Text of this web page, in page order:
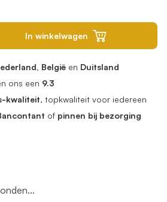
In winkelwagen
België en Duitsland
ons een 9.3
kwaliteit, topkwaliteit voor iedereen
of pinnen bij bezorging